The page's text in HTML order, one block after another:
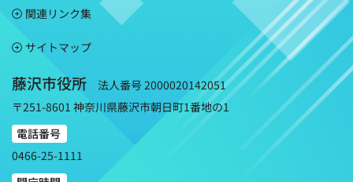
関連リンク集
サイトマップ
藤沢市役所
法人番号 2000020142051
〒251-8601 神奈川県藤沢市朝日町1番地の1
電話番号
0466-25-1111